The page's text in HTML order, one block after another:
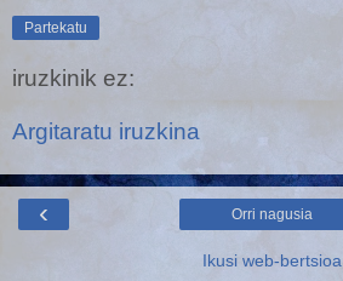
Partekatu
iruzkinik ez:
Argitaratu iruzkina
‹ Orri nagusia
Ikusi web-bertsioa